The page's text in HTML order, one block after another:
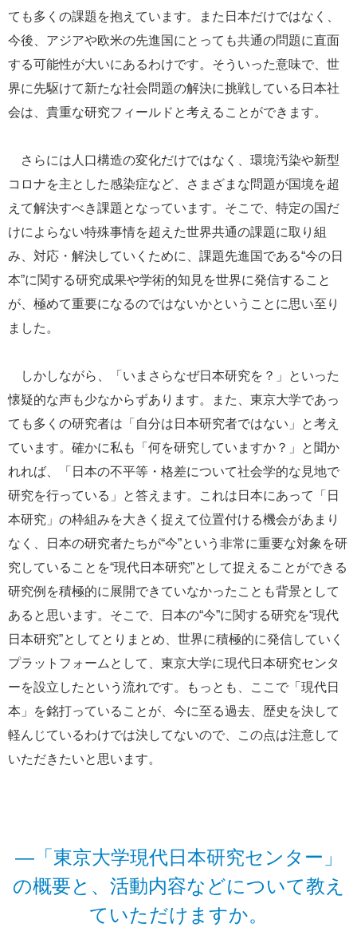
ても多くの課題を抱えています。また日本だけではなく、
今後、アジアや欧米の先進国にとっても共通の問題に直面
する可能性が大いにあるわけです。そういった意味で、世
界に先駆けて新たな社会問題の解決に挑戦している日本社
会は、貴重な研究フィールドと考えることができます。
さらには人口構造の変化だけではなく、環境汚染や新型
コロナを主とした感染症など、さまざまな問題が国境を超
えて解決すべき課題となっています。そこで、特定の国だ
けによらない特殊事情を超えた世界共通の課題に取り組
み、対応・解決していくために、課題先進国である“今の日
本”に関する研究成果や学術的知見を世界に発信すること
が、極めて重要になるのではないかということに思い至り
ました。
しかしながら、「いまさらなぜ日本研究を？」といった
懐疑的な声も少なからずあります。また、東京大学であっ
ても多くの研究者は「自分は日本研究者ではない」と考え
ています。確かに私も「何を研究していますか？」と聞か
れれば、「日本の不平等・格差について社会学的な見地で
研究を行っている」と答えます。これは日本にあって「日
本研究」の枠組みを大きく捉えて位置付ける機会があまり
なく、日本の研究者たちが“今”という非常に重要な対象を研
究していることを“現代日本研究”として捉えることができる
研究例を積極的に展開できていなかったことも背景として
あると思います。そこで、日本の“今”に関する研究を“現代
日本研究”としてとりまとめ、世界に積極的に発信していく
プラットフォームとして、東京大学に現代日本研究センタ
ーを設立したという流れです。もっとも、ここで「現代日
本」を銘打っていることが、今に至る過去、歴史を決して
軽んじているわけでは決してないので、この点は注意して
いただきたいと思います。
―「東京大学現代日本研究センター」
の概要と、活動内容などについて教え
ていただけますか。